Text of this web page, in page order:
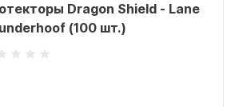
Dragon Shield - Lane
(100 шт.)